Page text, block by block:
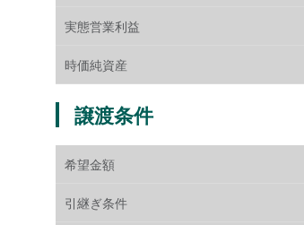
実態営業利益
時価純資産
譲渡条件
希望金額
引継ぎ条件